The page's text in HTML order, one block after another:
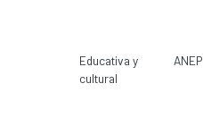
Educativa y
cultural
ANEP